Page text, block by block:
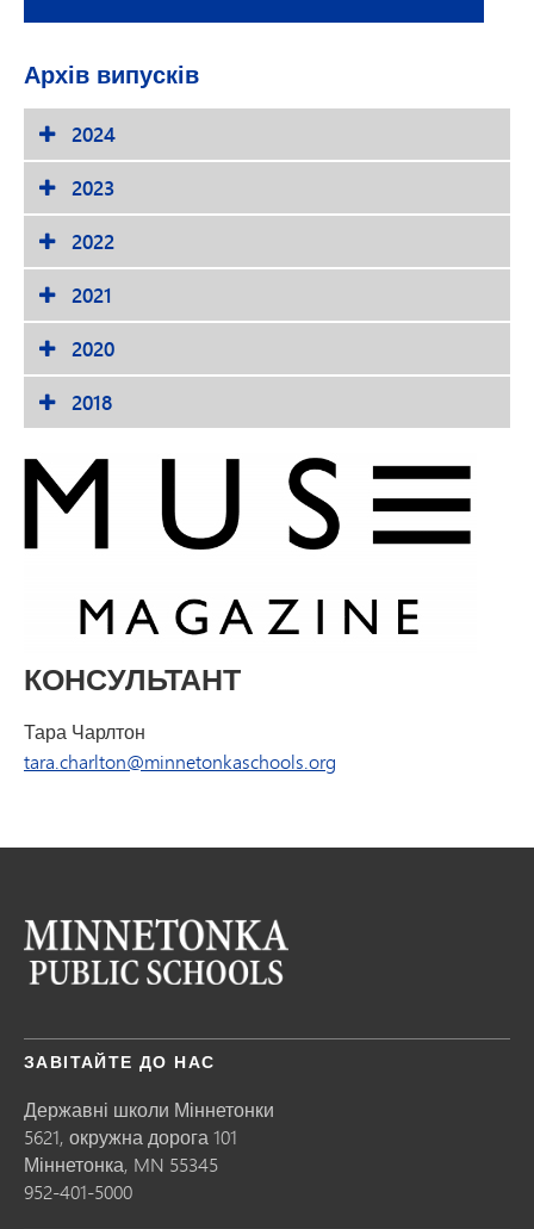
Архів випусків
2024
2023
2022
2021
2020
2018
КОНСУЛЬТАНТ
Тара Чарлтон
tara.charlton@minnetonkaschools.org
ЗАВІТАЙТЕ ДО НАС
Державні школи Міннетонки
5621, окружна дорога 101
Міннетонка, MN 55345
952-401-5000